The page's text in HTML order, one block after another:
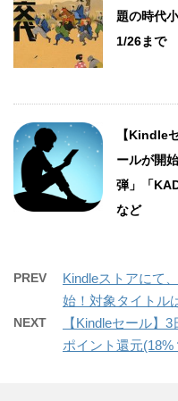
題の時代
1/26まで
【Kindle
ールが開
弾」「
など
PREV
Kindleストアにて
始！対象タイトル
NEXT
【Kindleセール】
ポイント還元